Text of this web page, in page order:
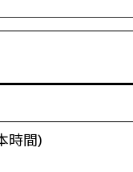
時間)